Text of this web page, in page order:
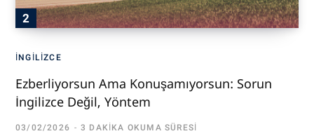
İNGILIZCE
Ezberliyorsun Ama Konuşamıyorsun: Sorun
İngilizce Değil, Yöntem
03/02/2026 3 DAKIKA OKUMA SÜRESI